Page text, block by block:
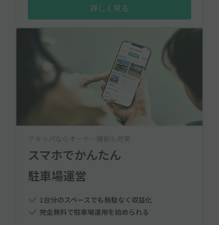
詳しく見る
アキッパならオーナー機能も充実
スマホでかんたん
駐車場運営
1台分のスペースでも無駄なく収益化
完全無料で駐車場運用を始められる